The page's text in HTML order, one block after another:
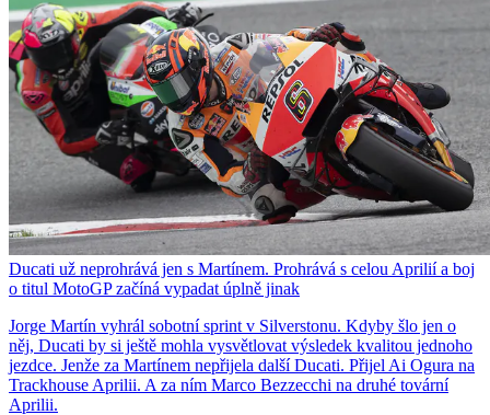
Ducati už neprohrává jen s Martínem. Prohrává s celou Aprilií a boj
o titul MotoGP začíná vypadat úplně jinak
Jorge Martín vyhrál sobotní sprint v Silverstonu. Kdyby šlo jen o
něj, Ducati by si ještě mohla vysvětlovat výsledek kvalitou jednoho
jezdce. Jenže za Martínem nepřijela další Ducati. Přijel Ai Ogura na
Trackhouse Aprilii. A za ním Marco Bezzecchi na druhé tovární
Aprilii.